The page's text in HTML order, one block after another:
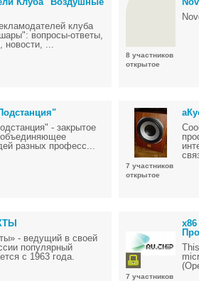
клуба
вопросы-ответы,
новости, ...
8 участников
открытое
- закрытое
разных професс...
7 участников
открытое
- ведущий в своей
популярный
с 1963 года.
7 участников